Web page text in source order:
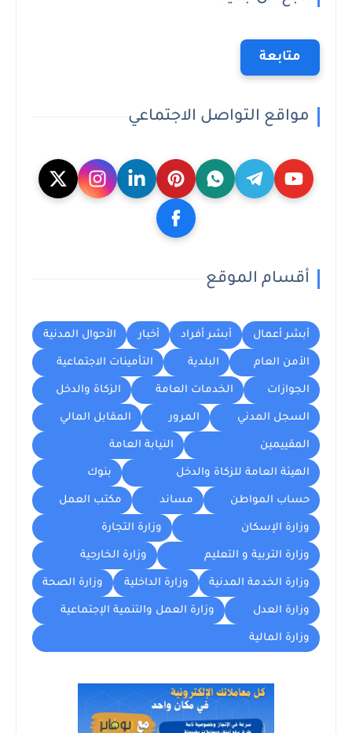
متابعة
مواقع التواصل الاجتماعي
أقسام الموقع
أبشر أعمال أبشر أفراد أخبار الأحوال المدنية
الأمن العام البلدية التأمينات الاجتماعية
الجوازات الخدمات العامة الزكاة والدخل
السجل المدني المرور المقابل المالي
المقييمين النيابة العامة
الهيئة العامة للزكاة والدخل بنوك
حساب المواطن مساند مكتب العمل
وزارة الإسكان وزارة التجارة
وزارة التربية و التعليم وزارة الخارجية
وزارة الخدمة المدنية وزارة الداخلية وزارة الصحة
وزارة العدل وزارة العمل والتنمية الإجتماعية
وزارة المالية